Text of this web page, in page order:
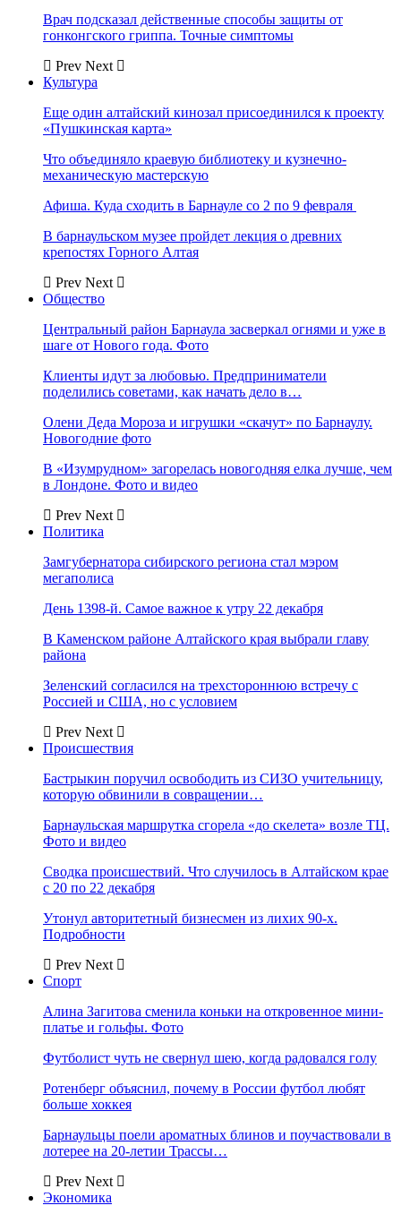
Врач подсказал действенные способы защиты от
гонконгского гриппа. Точные симптомы
Prev Next
Культура
Еще один алтайский кинозал присоединился к проекту
«Пушкинская карта»
Что объединяло краевую библиотеку и кузнечно-
механическую мастерскую
Афиша. Куда сходить в Барнауле со 2 по 9 февраля
В барнаульском музее пройдет лекция о древних
крепостях Горного Алтая
Prev Next
Общество
Центральный район Барнаула засверкал огнями и уже в
шаге от Нового года. Фото
Клиенты идут за любовью. Предприниматели
поделились советами, как начать дело в…
Олени Деда Мороза и игрушки «скачут» по Барнаулу.
Новогодние фото
В «Изумрудном» загорелась новогодняя елка лучше, чем
в Лондоне. Фото и видео
Prev Next
Политика
Замгубернатора сибирского региона стал мэром
мегаполиса
День 1398-й. Самое важное к утру 22 декабря
В Каменском районе Алтайского края выбрали главу
района
Зеленский согласился на трехстороннюю встречу с
Россией и США, но с условием
Prev Next
Происшествия
Бастрыкин поручил освободить из СИЗО учительницу,
которую обвинили в совращении…
Барнаульская маршрутка сгорела «до скелета» возле ТЦ.
Фото и видео
Сводка происшествий. Что случилось в Алтайском крае
с 20 по 22 декабря
Утонул авторитетный бизнесмен из лихих 90-х.
Подробности
Prev Next
Спорт
Алина Загитова сменила коньки на откровенное мини-
платье и гольфы. Фото
Футболист чуть не свернул шею, когда радовался голу
Ротенберг объяснил, почему в России футбол любят
больше хоккея
Барнаульцы поели ароматных блинов и поучаствовали в
лотерее на 20-летии Трассы…
Prev Next
Экономика